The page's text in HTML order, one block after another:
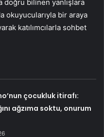
doğru bilinen yanlışlara
okuyucularıyla bir araya
katılımcılarla sohbet
çocukluk itirafı:
ağzıma soktu, onurum